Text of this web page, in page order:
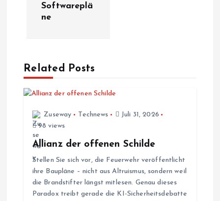
s
n
Softwareplä
ne
Related Posts
Zuseway Technews
Juli 31, 2026
98 views
Allianz der offenen Schilde
Stellen Sie sich vor, die Feuerwehr veröffentlicht
ihre Baupläne – nicht aus Altruismus, sondern weil
die Brandstifter längst mitlesen. Genau dieses
Paradox treibt gerade die KI-Sicherheitsdebatte